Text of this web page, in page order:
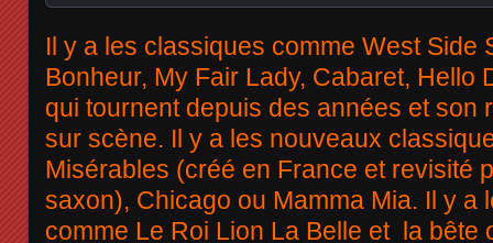
Il y a les classiques comme West Side
Bonheur, My Fair Lady, Cabaret, Hello
qui tournent depuis des années et son
sur scène. Il y a les nouveaux
Misérables (créé en France et revisité
saxon), Chicago ou Mamma Mia. Il y a
comme Le Roi Lion La Belle et la bête